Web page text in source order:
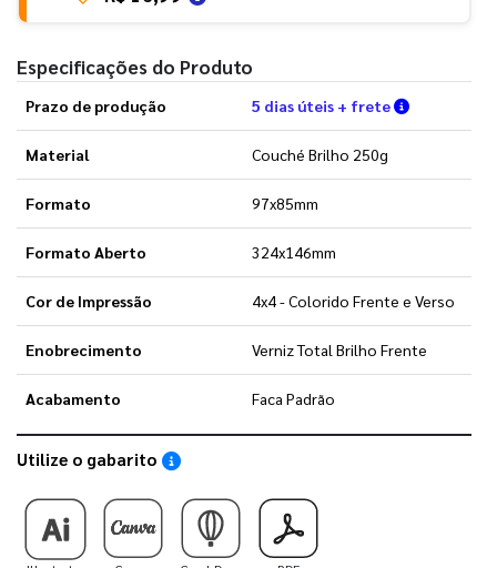
Especificações do Produto
Prazo de produção 5 dias úteis + frete Verifique
Material Couché Brilho 250g
Formato 97x85mm
Formato Aberto 324x146mm
Cor de Impressão 4x4 - Colorido Frente e Verso
Enobrecimento Verniz Total Brilho Frente
Acabamento Faca Padrão
Utilize o gabarito Saiba como utilizar os nossos gabaritos